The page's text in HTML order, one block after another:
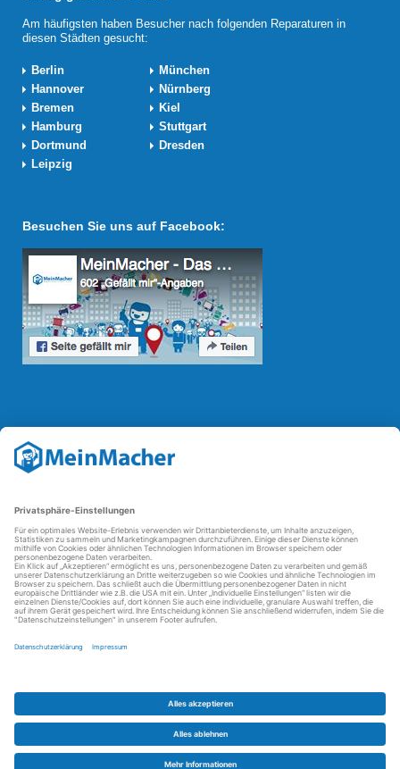
Am häufigsten haben Besucher nach folgenden Reparaturen in
diesen Städten gesucht:
Berlin
München
Hannover
Nürnberg
Bremen
Kiel
Hamburg
Stuttgart
Dortmund
Dresden
Leipzig
Besuchen Sie uns auf Facebook:
Reparatur Revolution
Mit derReparatur-Revolution
Reparaturbedingungen in Deutschland: Für Produkte, die sich gut
reparierenden Betriebe und des Reparatur-Know-hows in
Deutschland.
Weitere Informationen
FAQ - häufig gestellte Fragen
Partner werden
Über uns
Datenschutz
Barrierefreiheit
Partnerportal